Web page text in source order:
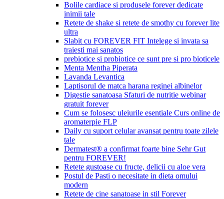
Bolile cardiace si produsele forever dedicate
inimii tale
Retete de shake si retete de smothy cu forever lite
ultra
Slabit cu FOREVER FIT Intelege si invata sa
traiesti mai sanatos
prebiotice si probiotice ce sunt pre si pro bioticele
Menta Mentha Piperata
Lavanda Levantica
Laptisorul de matca harana reginei albinelor
Digestie sanatoasa Sfaturi de nutritie webinar
gratuit forever
Cum se folosesc uleiurile esentiale Curs online de
aromaterpie FLP
Daily cu suport celular avansat pentru toate zilele
tale
Dermatest® a confirmat foarte bine Sehr Gut
pentru FOREVER!
Retete gustoase cu fructe, delicii cu aloe vera
Postul de Pasti o necesitate in dieta omului
modern
Retete de cine sanatoase in stil Forever